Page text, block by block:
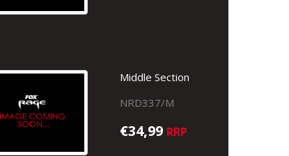
Middle Section
NRD337/M
€34,99 RRP